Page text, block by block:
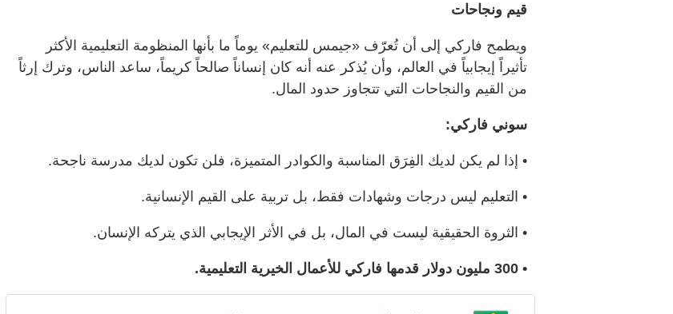
قيم ونجاحات
ويطمح فاركي إلى أن تُعرّف «جيمس للتعليم» يوماً ما بأنها المنظومة التعليمية الأكثر
تأثيراً إيجابياً في العالم، وأن يُذكر عنه أنه كان إنساناً صالحاً كريماً، ساعد الناس، وترك إرثاً
من القيم والنجاحات التي تتجاوز حدود المال.
سوني فاركي:
• إذا لم يكن لديك الفِرَق المناسبة والكوادر المتميزة، فلن تكون لديك مدرسة ناجحة.
• التعليم ليس درجات وشهادات فقط، بل تربية على القيم الإنسانية.
• الثروة الحقيقية ليست في المال، بل في الأثر الإيجابي الذي يتركه الإنسان.
• 300 مليون دولار قدمها فاركي للأعمال الخيرية التعليمية.